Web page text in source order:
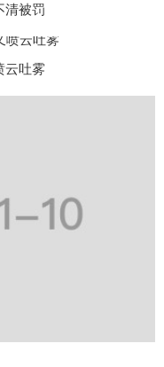
清被罚
云吐雾